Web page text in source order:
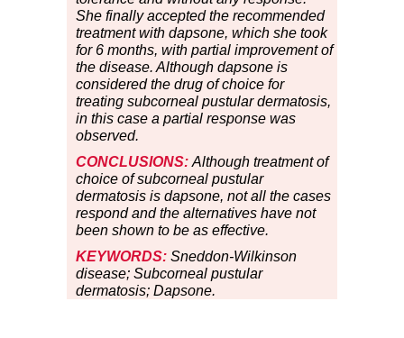
She finally accepted the recommended
treatment with dapsone, which she took
for 6 months, with partial improvement of
the disease. Although dapsone is
considered the drug of choice for
treating subcorneal pustular dermatosis,
in this case a partial response was
observed.
CONCLUSIONS: Although treatment of
choice of subcorneal pustular
dermatosis is dapsone, not all the cases
respond and the alternatives have not
been shown to be as effective.
KEYWORDS: Sneddon-Wilkinson
disease; Subcorneal pustular
dermatosis; Dapsone.